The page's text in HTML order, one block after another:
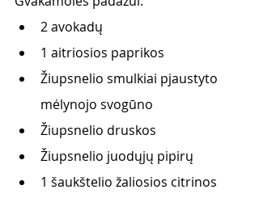
2 avokadų
1 aitriosios paprikos
Žiupsnelio smulkiai pjaustyto
mėlynojo svogūno
Žiupsnelio druskos
Žiupsnelio juodųjų pipirų
1 šaukštelio žaliosios citrinos